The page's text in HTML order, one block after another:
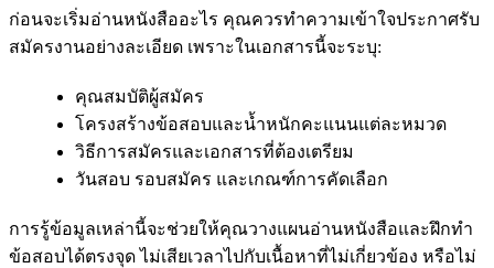
ก่อนจะเริ่มอ่านหนังสืออะไร คุณควรทำความเข้าใจประกาศรับ
สมัครงานอย่างละเอียด เพราะในเอกสารนี้จะระบุ:
คุณสมบัติผู้สมัคร
โครงสร้างข้อสอบและน้ำหนักคะแนนแต่ละหมวด
วิธีการสมัครและเอกสารที่ต้องเตรียม
วันสอบ รอบสมัคร และเกณฑ์การคัดเลือก
การรู้ข้อมูลเหล่านี้จะช่วยให้คุณวางแผนอ่านหนังสือและฝึกทำ
ข้อสอบได้ตรงจุด ไม่เสียเวลาไปกับเนื้อหาที่ไม่เกี่ยวข้อง หรือไม่